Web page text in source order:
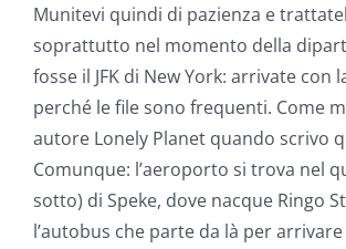
Munitevi quindi di pazienza e
soprattutto nel momento della
fosse il JFK di New York: arrivate con
perché le file sono frequenti. Come
autore Lonely Planet quando scrivo
Comunque: l’aeroporto si trova nel
sotto) di Speke, dove nacque Ringo
l’autobus che parte da là per